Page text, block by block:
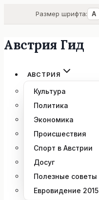
Размер шрифта: А
Перейти
содержимому
Австрия Гид
АВСТРИЯ
Культура
Политика
Экономика
Происшествия
Спорт в Австрии
Досуг
Полезные советы
Евровидение 2015